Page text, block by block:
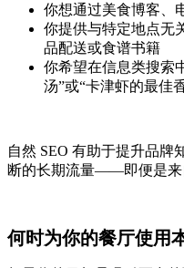
你想通过美食博客、
你提供与特定地点无
品配送或食谱书籍
你希望在信息类搜索
汤”或“卡津虾的最佳
自然 SEO 有助于提升品牌
断的长期流量——即便是来
何时为你的餐厅使用